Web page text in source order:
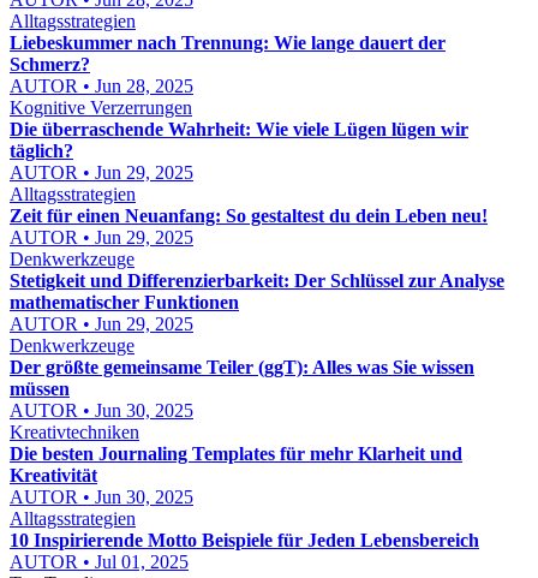
Alltagsstrategien
Liebeskummer nach Trennung: Wie lange dauert der
Schmerz?
AUTOR • Jun 28, 2025
Kognitive Verzerrungen
Die überraschende Wahrheit: Wie viele Lügen lügen wir
täglich?
AUTOR • Jun 29, 2025
Alltagsstrategien
Zeit für einen Neuanfang: So gestaltest du dein Leben neu!
AUTOR • Jun 29, 2025
Denkwerkzeuge
Stetigkeit und Differenzierbarkeit: Der Schlüssel zur Analyse
mathematischer Funktionen
AUTOR • Jun 29, 2025
Denkwerkzeuge
Der größte gemeinsame Teiler (ggT): Alles was Sie wissen
müssen
AUTOR • Jun 30, 2025
Kreativtechniken
Die besten Journaling Templates für mehr Klarheit und
Kreativität
AUTOR • Jun 30, 2025
Alltagsstrategien
10 Inspirierende Motto Beispiele für Jeden Lebensbereich
AUTOR • Jul 01, 2025